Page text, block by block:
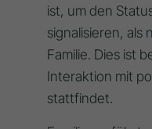
ist, um den
signalisieren, als
Familie. Dies ist
Interaktion mit
stattfindet.